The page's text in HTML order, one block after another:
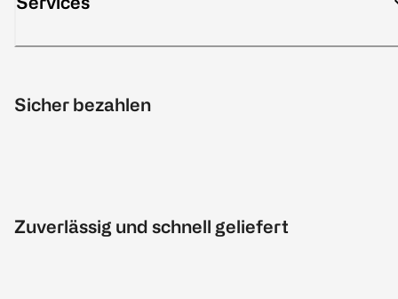
Sicher bezahlen
Zuverlässig und schnell geliefert